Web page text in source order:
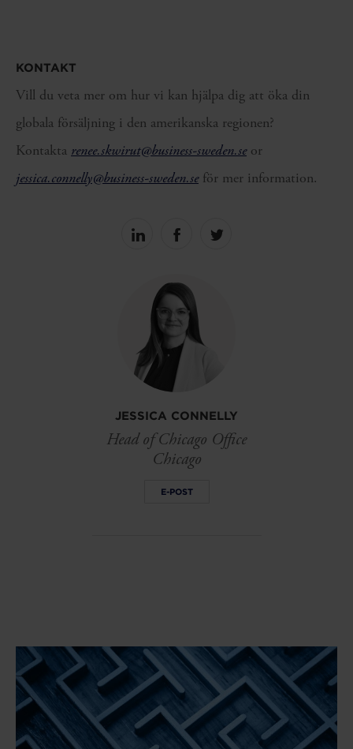
JESSICA CONNELLY
Head of Chicago Office
Chicago
E-POST
KONTAKT
Vill du veta mer om hur vi kan hjälpa dig att öka din
globala försäljning i den amerikanska regionen?
Kontakta renee.skwirut@business-sweden.seor
jessica.connelly@business-sweden.seför mer information.
Share
Share
Share